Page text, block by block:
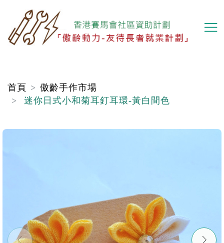
主
內
首頁
傲齡手作市場
迷你日式小和菊耳釘耳環-黃白間色